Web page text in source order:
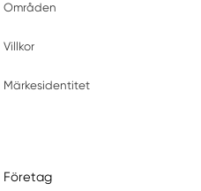
Områden
Villkor
Märkesidentitet
Företag